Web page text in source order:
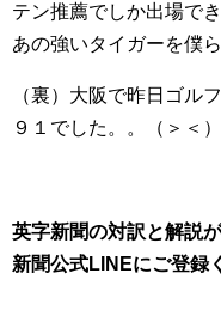
テン推薦でしか出場でき
あの強いタイガーを僕
（裏）大阪で昨日ゴル
９１でした。。（＞＜）
英字新聞の対訳と解説
新聞公式LINEにご登録